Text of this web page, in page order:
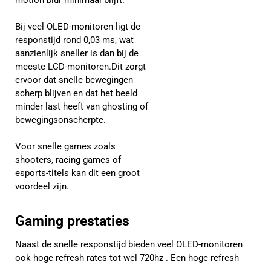
Bij veel OLED-monitoren ligt de
responstijd rond 0,03 ms, wat
aanzienlijk sneller is dan bij de
meeste LCD-monitoren.Dit zorgt
ervoor dat snelle bewegingen
scherp blijven en dat het beeld
minder last heeft van ghosting of
bewegingsonscherpte.
Voor snelle games zoals
shooters, racing games of
esports-titels kan dit een groot
voordeel zijn.
Gaming prestaties
Naast de snelle responstijd bieden veel OLED-monitoren
ook hoge refresh rates tot wel 720hz . Een hoge refresh